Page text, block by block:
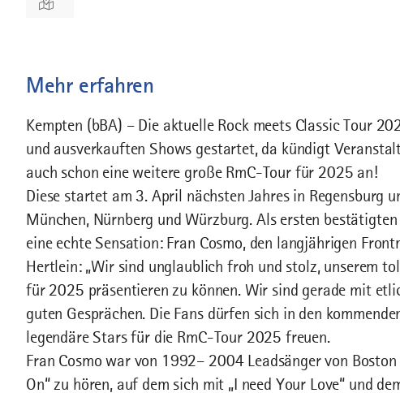
Mehr erfahren
Kempten (bBA) – Die aktuelle Rock meets Classic Tour
und ausverkauften Shows gestartet, da kündigt
auch schon eine weitere große RmC-Tour für 2025 an!
Diese startet am 3. April nächsten Jahres in Regensburg
München, Nürnberg und Würzburg. Als ersten
eine echte Sensation: Fran Cosmo, den langjährigen
Hertlein: „Wir sind unglaublich froh und stolz, unserem
für 2025 präsentieren zu können. Wir sind gerade mit
guten Gesprächen. Die Fans dürfen sich in den
legendäre Stars für die RmC-Tour 2025 freuen.
Fran Cosmo war von 1992– 2004 Leadsänger von
On“ zu hören, auf dem sich mit „I need Your Love“ und